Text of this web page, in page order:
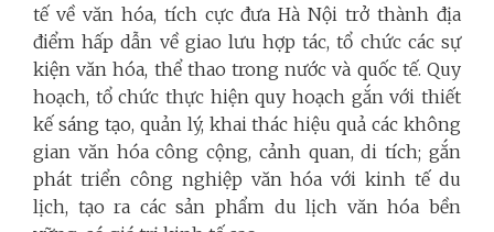
tế về văn hóa, tích cực đưa Hà Nội trở thành địa
điểm hấp dẫn về giao lưu hợp tác, tổ chức các sự
kiện văn hóa, thể thao trong nước và quốc tế. Quy
hoạch, tổ chức thực hiện quy hoạch gắn với thiết
kế sáng tạo, quản lý, khai thác hiệu quả các không
gian văn hóa công cộng, cảnh quan, di tích; gắn
phát triển công nghiệp văn hóa với kinh tế du
lịch, tạo ra các sản phẩm du lịch văn hóa bền